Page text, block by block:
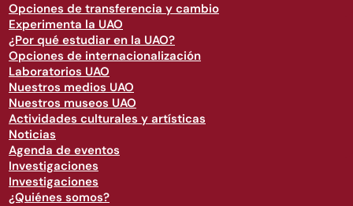
Opciones de transferencia y cambio
Experimenta la UAO
¿Por qué estudiar en la UAO?
Opciones de internacionalización
Laboratorios UAO
Nuestros medios UAO
Nuestros museos UAO
Actividades culturales y artísticas
Noticias
Agenda de eventos
Investigaciones
Investigaciones
¿Quiénes somos?